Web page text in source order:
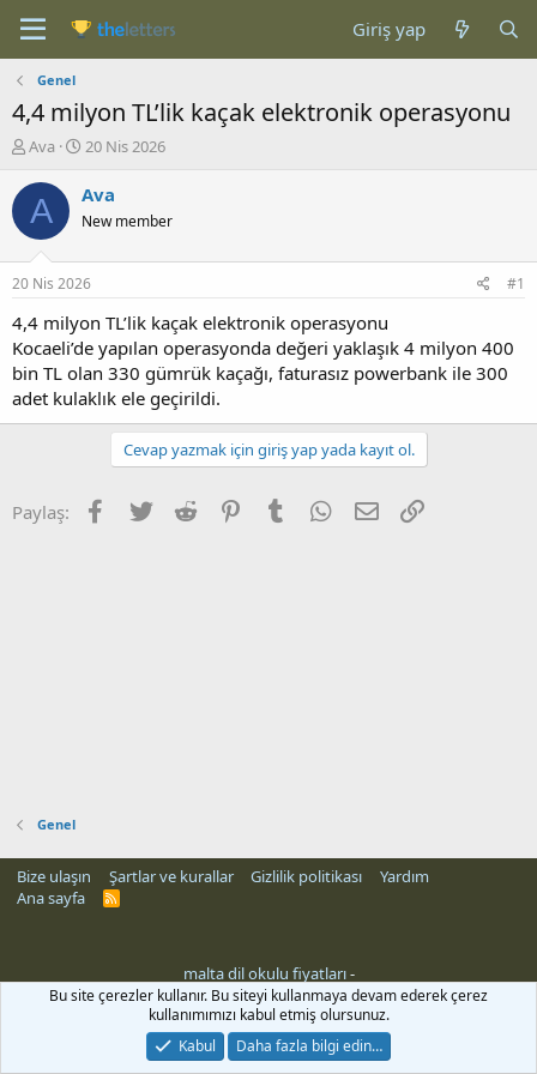
Giriş yap
Genel
4,4 milyon TL’lik kaçak elektronik operasyonu
K
n
b
u
u
b
a
l
a
t
a
Ava
B
ş
a
g
ı
ç
a
r
i
h
20 Nis 2026
A Ava
New member
20 Nis 2026 #1
4,4 milyon TL’lik kaçak elektronik operasyonu
Kocaeli’de yapılan operasyonda değeri yaklaşık 4 milyon 400
bin TL olan 330 gümrük kaçağı, faturasız powerbank ile 300
adet kulaklık ele geçirildi.
Cevap yazmak için giriş yap yada kayıt ol.
Paylaş: Facebook
Twitter Reddit PinterestTumblr WhatsApp
E-posta
Genel
Bize ulaşın Şartlar ve kurallar Gizlilik politikası
Yardım
Ana sayfa
R
malta dil okulu fiyatları-
Bu site çerezler kullanır. Bu siteyi kullanmaya devam ederek çerez
kullanımımızı kabul etmiş olursunuz.
Kabul
Daha fazla bilgi edin…